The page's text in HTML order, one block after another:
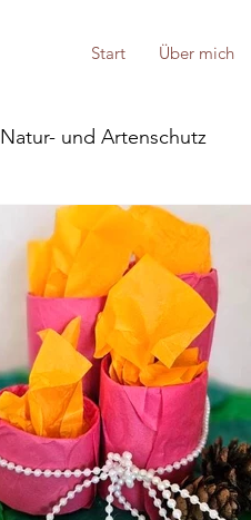
Start Über mich
Natur- und Artenschutz